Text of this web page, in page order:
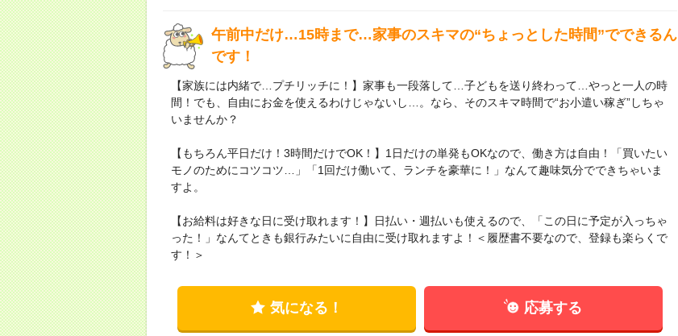
午前中だけ…15時まで…家事のスキマの“ちょっとした時間”でできるん
です！
【家族には内緒で…プチリッチに！】家事も一段落して…子どもを送り終わって…やっと一人の時
間！でも、自由にお金を使えるわけじゃないし…。なら、そのスキマ時間で“お小遣い稼ぎ”しちゃ
いませんか？
【もちろん平日だけ！3時間だけでOK！】1日だけの単発もOKなので、働き方は自由！「買いたい
モノのためにコツコツ…」「1回だけ働いて、ランチを豪華に！」なんて趣味気分でできちゃいま
すよ。
【お給料は好きな日に受け取れます！】日払い・週払いも使えるので、「この日に予定が入っちゃ
った！」なんてときも銀行みたいに自由に受け取れますよ！＜履歴書不要なので、登録も楽らくで
す！＞
気になる！ 応募する